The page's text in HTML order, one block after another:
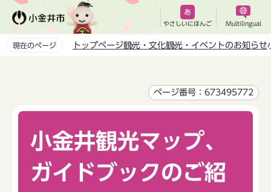
ペ
やさしいにほんご Multilingual
現在のページ トップページ観光・文化観光・イベントのお知らせ
ページ番号：673495772
小金井観光マップ、
ガイドブックのご紹